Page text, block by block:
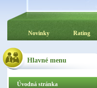
Novinky Rating
Hlavné menu
Úvodná stránka